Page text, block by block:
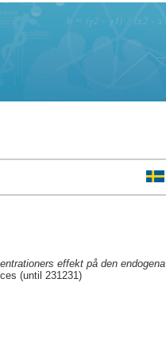
effekt på den endogena
(until 231231)